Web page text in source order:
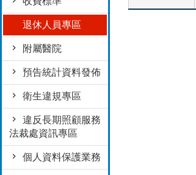
退休人員專區
附屬醫院
預告統計資料發佈
衛生違規專區
違反長期照顧服務
法裁處資訊專區
個人資料保護業務